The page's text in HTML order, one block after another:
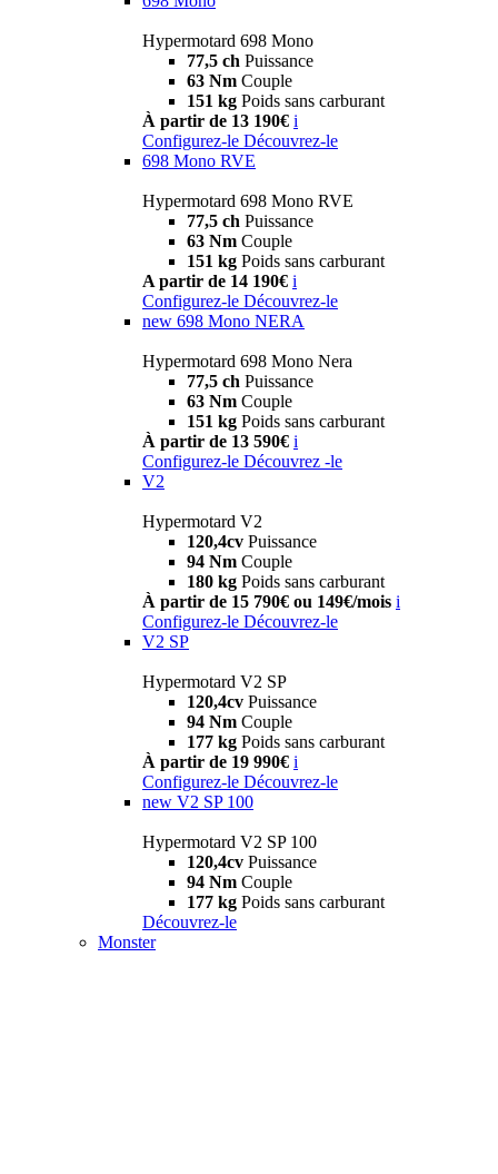
Hypermotard 698 Mono
77,5 ch Puissance
63 Nm Couple
151 kg Poids sans carburant
À partir de 13 190€ i
Configurez-le Découvrez-le
698 Mono RVE
Hypermotard 698 Mono RVE
77,5 ch Puissance
63 Nm Couple
151 kg Poids sans carburant
A partir de 14 190€ i
Configurez-le Découvrez-le
new 698 Mono NERA
Hypermotard 698 Mono Nera
77,5 ch Puissance
63 Nm Couple
151 kg Poids sans carburant
À partir de 13 590€ i
Configurez-le Découvrez -le
V2
Hypermotard V2
120,4cv Puissance
94 Nm Couple
180 kg Poids sans carburant
À partir de 15 790€ ou 149€/mois i
Configurez-le Découvrez-le
V2 SP
Hypermotard V2 SP
120,4cv Puissance
94 Nm Couple
177 kg Poids sans carburant
À partir de 19 990€ i
Configurez-le Découvrez-le
new V2 SP 100
Hypermotard V2 SP 100
120,4cv Puissance
94 Nm Couple
177 kg Poids sans carburant
Découvrez-le
Monster